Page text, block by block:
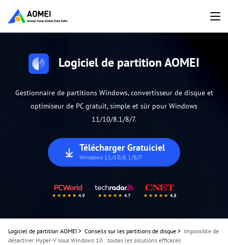
Logiciel de partition AOMEI
Gestionnaire de partitions Windows, convertisseur de disque et
optimiseur de PC gratuit, simple et sûr pour Windows
11/10/8.1/8/7.
Télécharger Gratuiciel
Windows 11/10/8.1/8/7
Logiciel de partition AOMEI > Conseils sur les partitions de disque > Impossible de
désactiver Hyper-V sous Windows 10 : toutes les solutions efficaces